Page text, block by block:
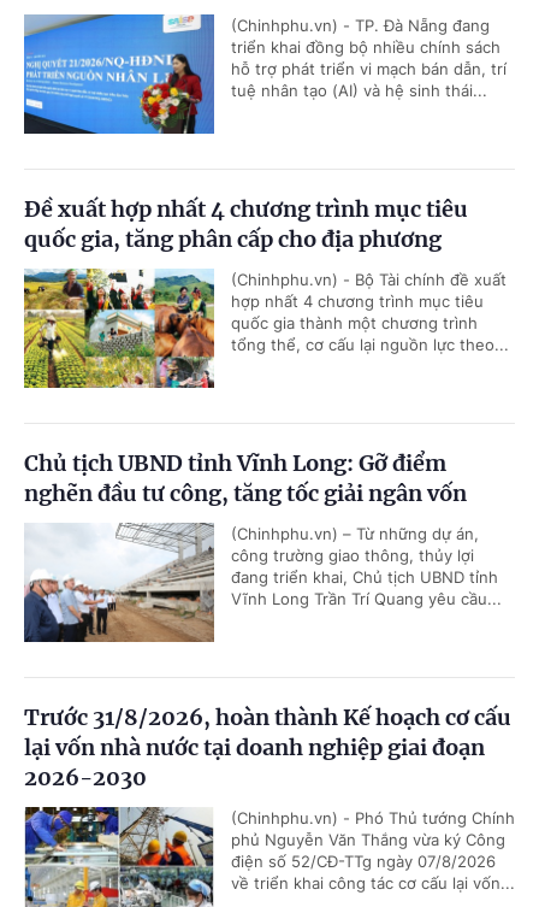
(Chinhphu.vn) - TP. Đà Nẵng đang
triển khai đồng bộ nhiều chính sách
hỗ trợ phát triển vi mạch bán dẫn, trí
tuệ nhân tạo (AI) và hệ sinh thái...
Đề xuất hợp nhất 4 chương trình mục tiêu
quốc gia, tăng phân cấp cho địa phương
(Chinhphu.vn) - Bộ Tài chính đề xuất
hợp nhất 4 chương trình mục tiêu
quốc gia thành một chương trình
tổng thể, cơ cấu lại nguồn lực theo...
Chủ tịch UBND tỉnh Vĩnh Long: Gỡ điểm
nghẽn đầu tư công, tăng tốc giải ngân vốn
(Chinhphu.vn) – Từ những dự án,
công trường giao thông, thủy lợi
đang triển khai, Chủ tịch UBND tỉnh
Vĩnh Long Trần Trí Quang yêu cầu...
Trước 31/8/2026, hoàn thành Kế hoạch cơ cấu
lại vốn nhà nước tại doanh nghiệp giai đoạn
2026-2030
(Chinhphu.vn) - Phó Thủ tướng Chính
phủ Nguyễn Văn Thắng vừa ký Công
điện số 52/CĐ-TTg ngày 07/8/2026
về triển khai công tác cơ cấu lại vốn...